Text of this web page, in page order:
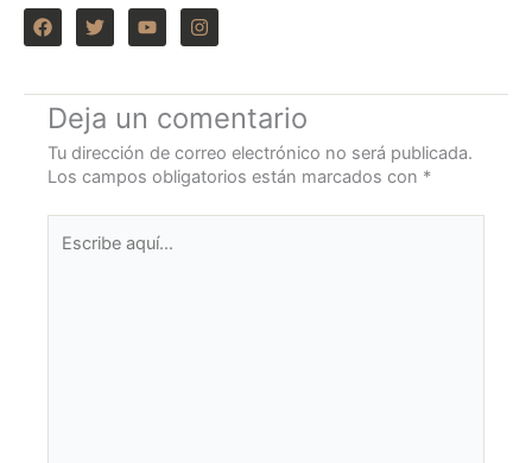
F
a
c
b
o
o
k
T
w
i
t
e
r
Y
o
u
u
b
e
I
n
s
a
g
r
a
m
Deja un comentario
Tu dirección de correo electrónico no será publicada.
Los campos obligatorios están marcados con *
aquí...